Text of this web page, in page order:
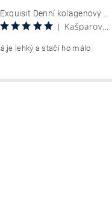
Exquisit Denní kolagenový krém 50 ml Collagen Creme Tag
|
Kašparová Vendula
lehký a stačí ho málo